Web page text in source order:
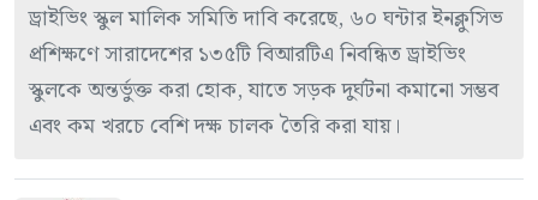
ড্রাইভিং স্কুল মালিক সমিতি দাবি করেছে, ৬০ ঘন্টার ইনক্লুসিভ
প্রশিক্ষণে সারাদেশের ১৩৫টি বিআরটিএ নিবন্ধিত ড্রাইভিং
স্কুলকে অন্তর্ভুক্ত করা হোক, যাতে সড়ক দুর্ঘটনা কমানো সম্ভব
এবং কম খরচে বেশি দক্ষ চালক তৈরি করা যায়।